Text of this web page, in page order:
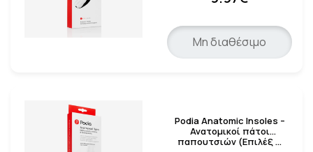
Μη διαθέσιμο
Podia Anatomic Insoles –
Ανατομικοί πάτοι
παπουτσιών (Επιλέξ …